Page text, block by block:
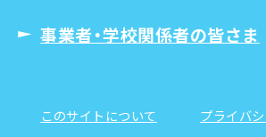
事業者・学校関係者の皆さま
このサイトについて プライバ